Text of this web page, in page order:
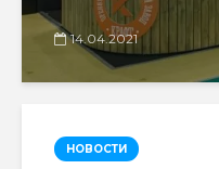
14.04.2021
НОВОСТИ